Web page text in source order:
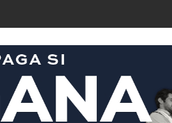
Unidos: así están las cifras
golpea de forma